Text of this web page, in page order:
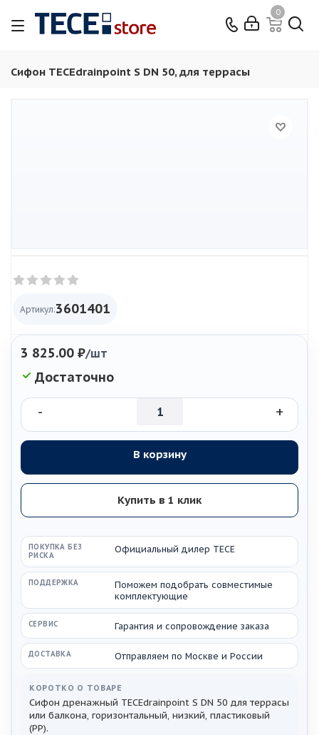
0
Сифон TECEdrainpoint S DN 50, для террасы
Артикул:3601401
3 825.00 ₽/шт
Достаточно
- +
В корзину
Купить в 1 клик
ПОКУПКА БЕЗ
РИСКА
Официальный дилер TECE
ПОДДЕРЖКА
Поможем подобрать совместимые
комплектующие
СЕРВИС Гарантия и сопровождение заказа
ДОСТАВКА Отправляем по Москве и России
КОРОТКО О ТОВАРЕ
Сифон дренажный TECEdrainpoint S DN 50 для террасы
или балкона, горизонтальный, низкий, пластиковый
(PP).